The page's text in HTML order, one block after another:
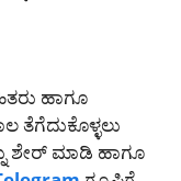
ಹಾಗೂ
ತೆಗೆದುಕೊಳ್ಳಲು
ಶೇರ್ ಮಾಡಿ ಹಾಗೂ